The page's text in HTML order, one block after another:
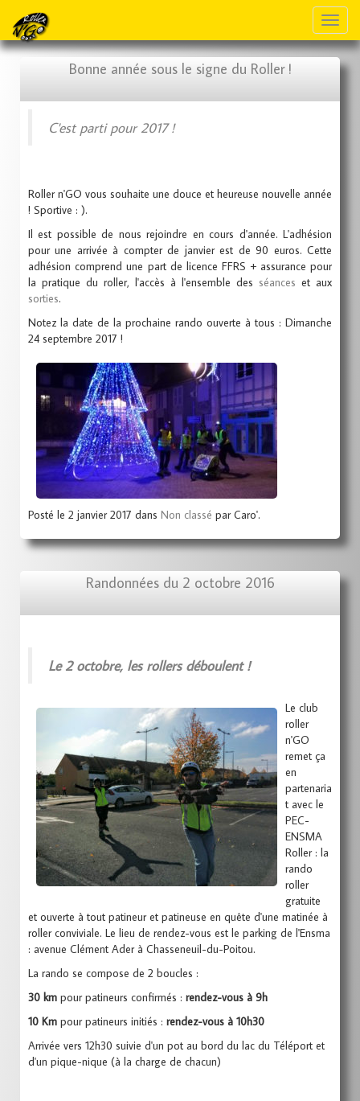
Bonne année sous le signe du Roller !
C'est parti pour 2017 !
Roller n'GO vous souhaite une douce et heureuse nouvelle année
! Sportive : ).
Il est possible de nous rejoindre en cours d'année. L'adhésion
pour une arrivée à compter de janvier est de 90 euros. Cette
adhésion comprend une part de licence FFRS + assurance pour
la pratique du roller, l'accès à l'ensemble des séances et aux
sorties.
Notez la date de la prochaine rando ouverte à tous : Dimanche
24 septembre 2017 !
Posté le 2 janvier 2017 dans Non classé par Caro'.
Randonnées du 2 octobre 2016
Le 2 octobre, les rollers déboulent !
Le club
roller
n'GO
remet ça
en
partenaria
t avec le
PEC-
ENSMA
Roller : la
rando
roller
gratuite
et ouverte à tout patineur et patineuse en quête d'une matinée à
roller conviviale. Le lieu de rendez-vous est le parking de l'Ensma
: avenue Clément Ader à Chasseneuil-du-Poitou.
La rando se compose de 2 boucles :
30 km pour patineurs confirmés : rendez-vous à 9h
10 Km pour patineurs initiés : rendez-vous à 10h30
Arrivée vers 12h30 suivie d'un pot au bord du lac du Téléport et
d'un pique-nique (à la charge de chacun)